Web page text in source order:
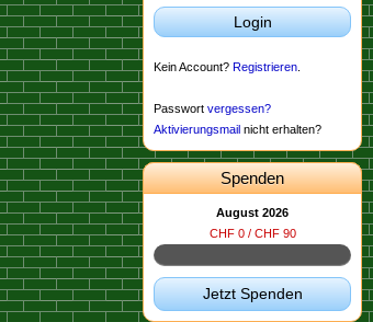
Login
Kein Account? Registrieren
Passwort vergessen?
Aktivierungsmail nicht erhalten?
Spenden
August 2026
CHF 0 / CHF 90
Jetzt Spenden